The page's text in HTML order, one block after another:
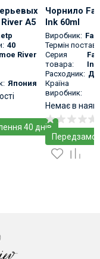
A5
40
River
Япония
40 днів
Чорнило
Ink 60ml
Виробник:
Термін
Серия
товара:
Ink
Расходник: Да
Країна
виробник:
Немає в